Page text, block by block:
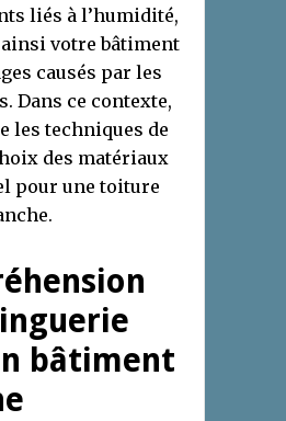
liés à l’humidité,
votre bâtiment
causés par les
Dans ce contexte,
les techniques de
des matériaux
pour une toiture
bâtiment